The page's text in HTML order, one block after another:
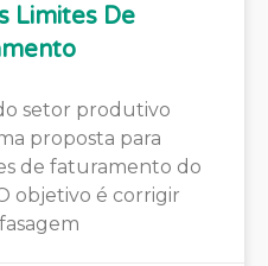
Limites De
setor produtivo
proposta para
de faturamento do
objetivo é corrigir